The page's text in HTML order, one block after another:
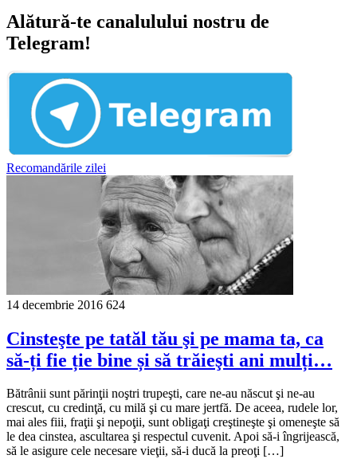
Alătură-te canalulului nostru de
Telegram!
Recomandările zilei
14 decembrie 2016 624
Cinsteşte pe tatăl tău şi pe mama ta, ca
să-ți fie ție bine și să trăieşti ani mulți…
Bătrânii sunt părinţii noştri trupeşti, care ne-au născut şi ne-au
crescut, cu credinţă, cu milă şi cu mare jertfă. De aceea, rudele lor,
mai ales fiii, fraţii şi nepoţii, sunt obligaţi creştineşte şi omeneşte să
le dea cinstea, ascultarea şi respectul cuvenit. Apoi să-i îngrijească,
să le asigure cele necesare vieţii, să-i ducă la preoţi […]